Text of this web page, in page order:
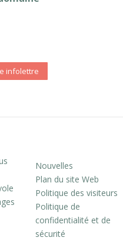
infolettre
Nouvelles
Plan du site Web
Politique des visiteurs
Politique de
confidentialité et de
sécurité